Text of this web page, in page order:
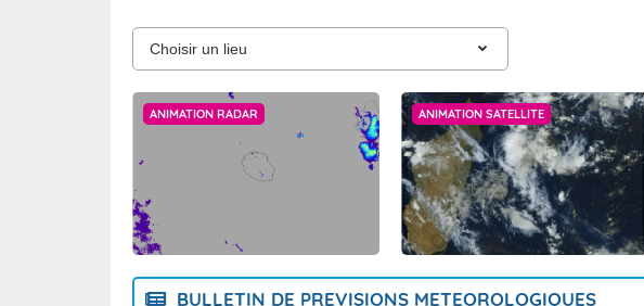
ANIMATION RADAR ANIMATION SATELLITE
BULLETIN DE PREVISIONS METEOROLOGIQUES